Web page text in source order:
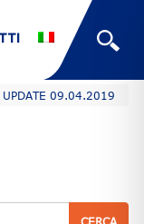
UPDATE 09.04.2019